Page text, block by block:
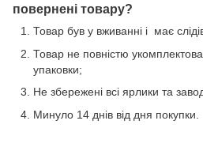
повернені товару?
Товар був у вживанні і має
Товар не повністю
упаковки;
Не збережені всі ярлики та
Минуло 14 днів від дня покупки.